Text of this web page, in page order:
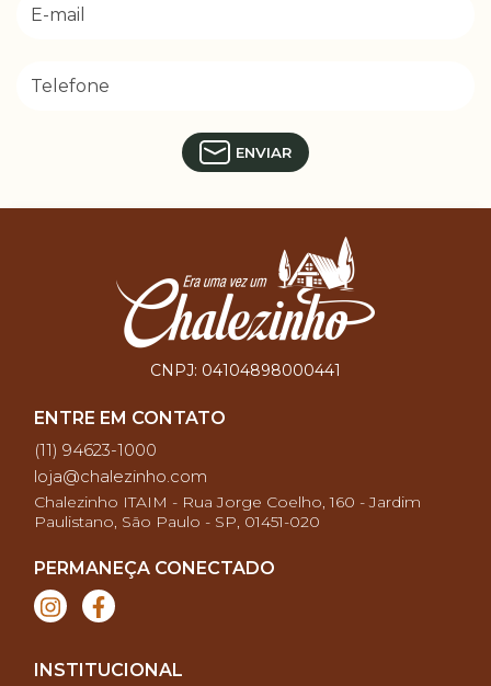
ENVIAR
CNPJ: 04104898000441
ENTRE EM CONTATO
(11) 94623-1000
loja@chalezinho.com
Chalezinho ITAIM - Rua Jorge Coelho, 160 - Jardim
Paulistano, São Paulo - SP, 01451-020
PERMANEÇA CONECTADO
INSTITUCIONAL